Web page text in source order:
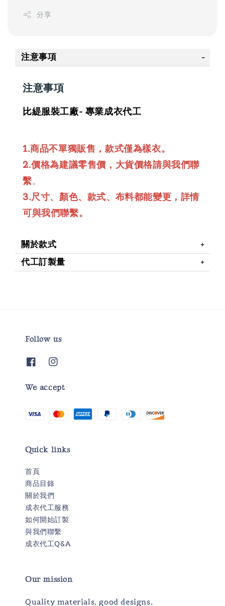
分享
注意事項
注意事項
比緹服裝工廠- 專業成衣代工
1.商品不單獨販售，款式僅為樣衣。
2.價格為建議零售價，大貨價格請與我們聯
繫。
3.尺寸、顏色、款式、布料都能變更，詳情
可與我們聯繫。
關於款式
代工訂製量
Follow us
We accept
Quick links
首頁
商品目錄
關於我們
成衣代工服務
如何開始訂製
與我們聯繫
成衣代工Q&A
Our mission
Quality materials, good designs,